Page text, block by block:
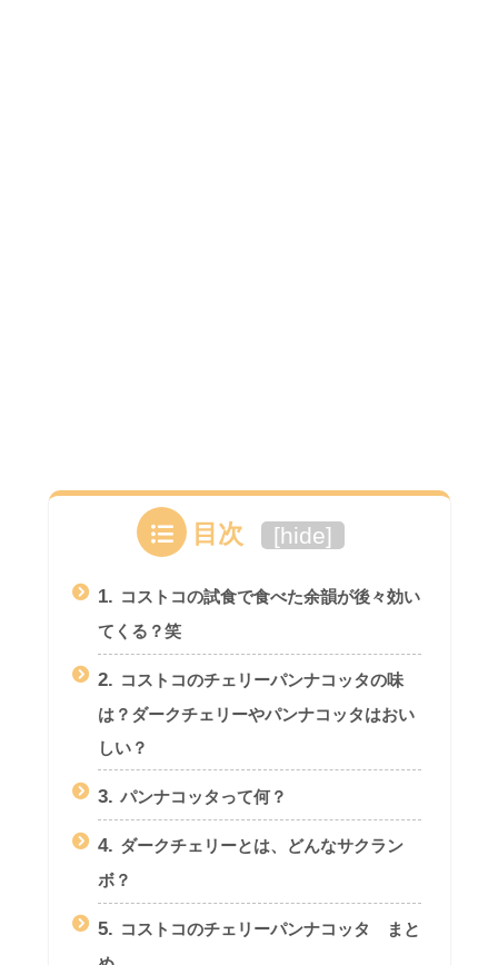
目次 [hide]
1. コストコの試食で食べた余韻が後々効い
てくる？笑
2. コストコのチェリーパンナコッタの味
は？ダークチェリーやパンナコッタはおい
しい？
3. パンナコッタって何？
4. ダークチェリーとは、どんなサクラン
ボ？
5. コストコのチェリーパンナコッタ まと